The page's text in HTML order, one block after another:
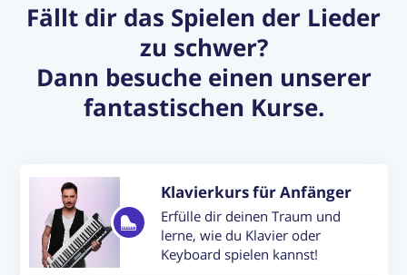
Fällt dir das Spielen der Lieder
zu schwer?
Dann besuche einen unserer
fantastischen Kurse.
Klavierkurs für Anfänger
Erfülle dir deinen Traum und
lerne, wie du Klavier oder
Keyboard spielen kannst!